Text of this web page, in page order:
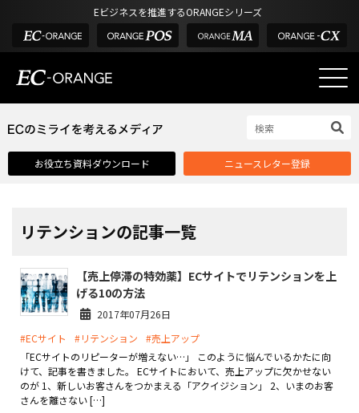
Eビジネスを推進するORANGEシリーズ
選ばれる理由
課題解決例
外部サービス連携
インフラ環境・サポート
費用
製品
特長
お役立ち資料ダウンロード ニュースレター登録
リテンションの記事一覧
【売上停滞の特効薬】ECサイトでリテンションを上
げる10の方法
2017年07月26日
#ECサイト
#リテンション
#売上アップ
「ECサイトのリピーターが増えない…」 このように悩んでいるかたに向
けて、記事を書きました。 ECサイトにおいて、売上アップに欠かせない
のが 1、新しいお客さんをつかまえる「アクイジション」 2、いまのお客
さんを離さない […]